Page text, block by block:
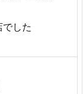
した